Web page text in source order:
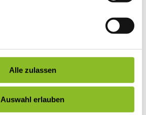
Alle zulassen
Auswahl erlauben